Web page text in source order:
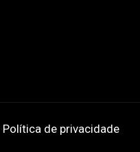
Política de privacidade